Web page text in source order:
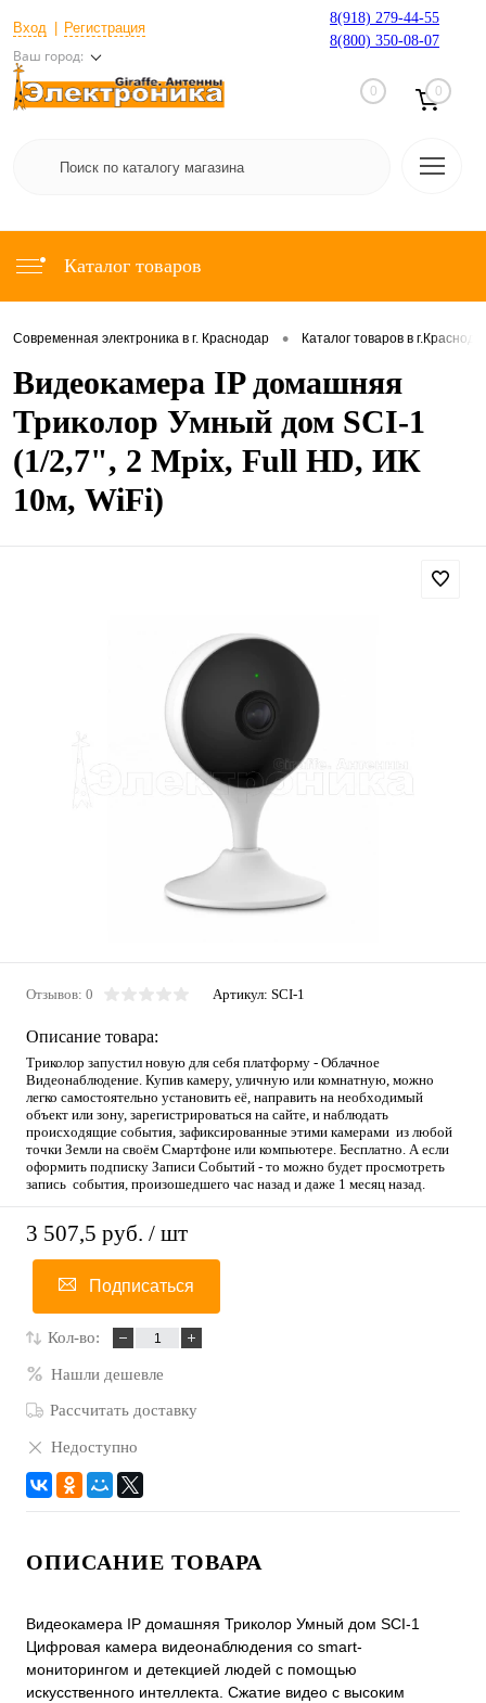
Вход Регистрация
Ваш город:
8(918) 279-44-55
8(800) 350-08-07
0 0
Каталог товаров
Современная электроника в г. Краснодар • Каталог товаров в
Видеокамера IP домашняя
Триколор Умный дом SCI-1
(1/2,7", 2 Mpix, Full HD, ИК
10м, WiFi)
Отзывов: 0 Артикул: SCI-1
Описание товара:
Триколор запустил новую для себя платформу - Облачное
Видеонаблюдение. Купив камеру, уличную или комнатную, можно
легко самостоятельно установить её, направить на необходимый
объект или зону, зарегистрироваться на сайте, и наблюдать
происходящие события, зафиксированные этими камерами из любой
точки Земли на своём Смартфоне или компьютере. Бесплатно. А если
оформить подписку Записи Событий - то можно будет просмотреть
запись события, произошедшего час назад и даже 1 месяц назад.
3 507,5 руб. / шт
Подписаться
Кол-во:
Нашли дешевле
Рассчитать доставку
Недоступно
ОПИСАНИЕ ТОВАРА
Видеокамера IP домашняя Триколор Умный дом SCI-1
Цифровая камера видеонаблюдения со smart-
мониторингом и детекцией людей с помощью
искусственного интеллекта. Сжатие видео с высоким